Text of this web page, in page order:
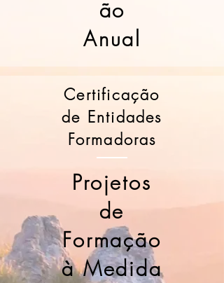
ão
Anual
Certificação
de Entidades
Formadoras
Projetos
de
Formação
à Medida